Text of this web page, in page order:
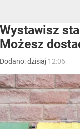
Wystawisz
Możesz
Dodano:dzisiaj 12:06